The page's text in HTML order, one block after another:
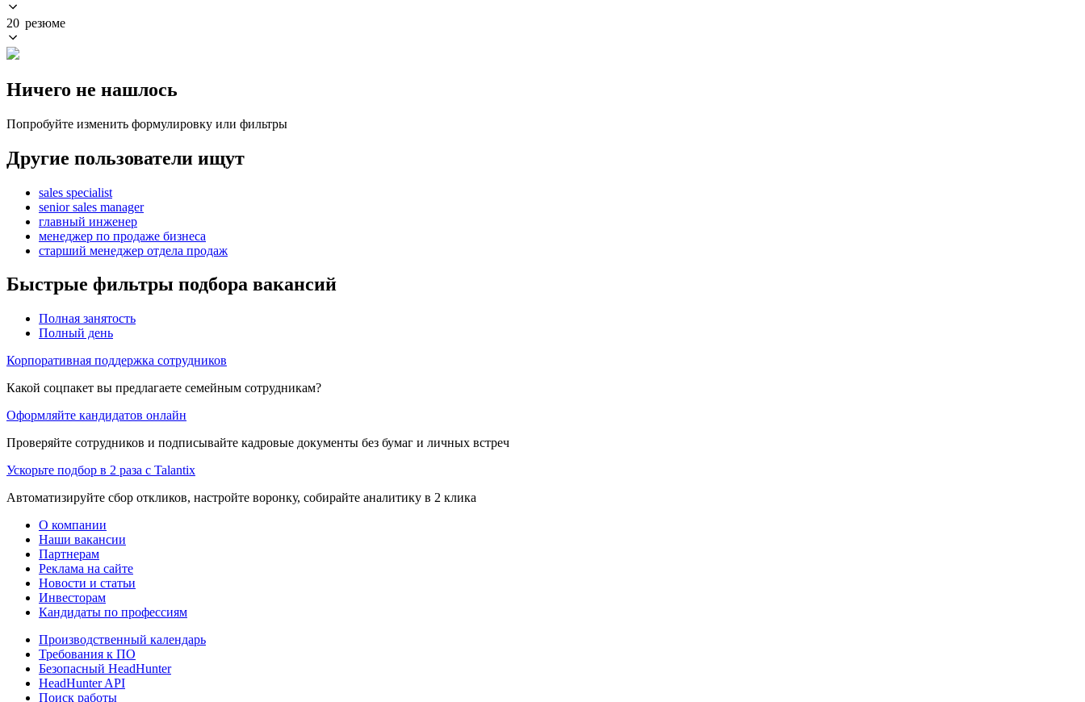
20 резюме
Ничего не нашлось
Попробуйте изменить формулировку или фильтры
Другие пользователи ищут
sales specialist
senior sales manager
главный инженер
менеджер по продаже бизнеса
старший менеджер отдела продаж
Быстрые фильтры подбора вакансий
Полная занятость
Полный день
Корпоративная поддержка сотрудников
Какой соцпакет вы предлагаете семейным сотрудникам?
Оформляйте кандидатов онлайн
Проверяйте сотрудников и подписывайте кадровые документы без бумаг и личных встреч
Ускорьте подбор в 2 раза с Talantix
Автоматизируйте сбор откликов, настройте воронку, собирайте аналитику в 2 клика
О компании
Наши вакансии
Партнерам
Реклама на сайте
Новости и статьи
Инвесторам
Кандидаты по профессиям
Производственный календарь
Требования к ПО
Безопасный HeadHunter
HeadHunter API
Поиск работы